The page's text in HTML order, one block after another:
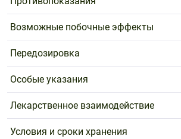
Возможные побочные эффекты
Передозировка
Особые указания
Лекарственное взаимодействие
Условия и сроки хранения